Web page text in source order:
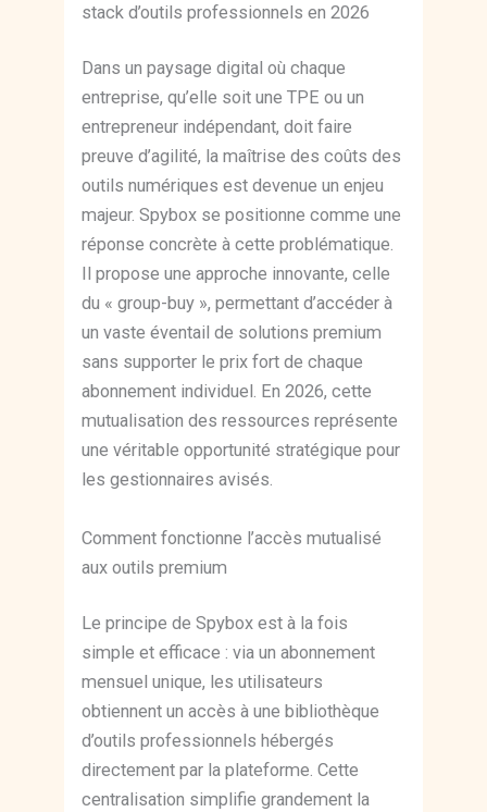
stack d’outils professionnels en 2026
Dans un paysage digital où chaque
entreprise, qu’elle soit une TPE ou un
entrepreneur indépendant, doit faire
preuve d’agilité, la maîtrise des coûts des
outils numériques est devenue un enjeu
majeur. Spybox se positionne comme une
réponse concrète à cette problématique.
Il propose une approche innovante, celle
du « group-buy », permettant d’accéder à
un vaste éventail de solutions premium
sans supporter le prix fort de chaque
abonnement individuel. En 2026, cette
mutualisation des ressources représente
une véritable opportunité stratégique pour
les gestionnaires avisés.
Comment fonctionne l’accès mutualisé
aux outils premium
Le principe de Spybox est à la fois
simple et efficace : via un abonnement
mensuel unique, les utilisateurs
obtiennent un accès à une bibliothèque
d’outils professionnels hébergés
directement par la plateforme. Cette
centralisation simplifie grandement la